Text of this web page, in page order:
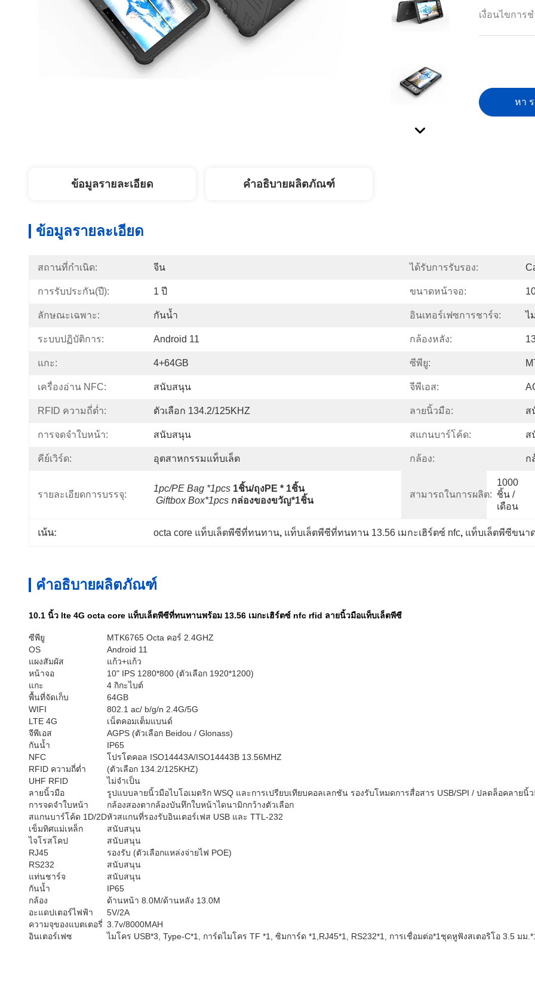
เงื่อนไขการช
หา
ข้อมูลรายละเอียด คำอธิบายผลิตภัณฑ์
ข้อมูลรายละเอียด
สถานที่กำเนิด: จีน ได้รับการรับรอง:
การรับประกัน(ปี): 1 ปี ขนาดหน้าจอ:
ลักษณะเฉพาะ: กันน้ำ อินเทอร์เฟซการชาร์จ: ไ
ระบบปฏิบัติการ: Android 11 กล้องหลัง:
แกะ: 4+64GB ซีพียู:
เครื่องอ่าน NFC: สนับสนุน จีพีเอส:
RFID ความถี่ต่ำ: ตัวเลือก 134.2/125KHZ ลายนิ้วมือ: ส
การจดจำใบหน้า: สนับสนุน สแกนบาร์โค้ด: ส
คีย์เวิร์ด: อุตสาหกรรมแท็บเล็ต กล้อง: ก
รายละเอียดการบรรจุ:
1pc/PE Bag *1pcs 1ชิ้น/ถุงPE * 1ชิ้น
Giftbox Box*1pcs กล่องของขวัญ*1ชิ้น
สามารถในการผลิต:
1000
ชิ้น /
เดือน
เน้น: octa core แท็บเล็ตพีซีที่ทนทาน, แท็บเล็ตพีซีที่ทนทาน 13.56 เมกะเฮิร์ตซ์ nfc, แท็บเล็ตพีซีขนา
คำอธิบายผลิตภัณฑ์
10.1 นิ้ว lte 4G octa core แท็บเล็ตพีซีที่ทนทานพร้อม 13.56 เมกะเฮิร์ตซ์ nfc rfid ลายนิ้วมือแท็บเล็ตพีซี
ซีพียู
MTK6765 Octa คอร์ 2.4GHZ
OS
Android 11
แผงสัมผัส
แก้ว+แก้ว
หน้าจอ
10" IPS 1280*800 (ตัวเลือก 1920*1200)
แกะ
4 กิกะไบต์
พื้นที่จัดเก็บ
64GB
WIFI
802.1 ac/ b/g/n 2.4G/5G
LTE 4G
เน็ตคอมเต็มแบนด์
จีพีเอส
AGPS (ตัวเลือก Beidou / Glonass)
กันน้ำ
IP65
NFC
โปรโตคอล ISO14443A/ISO14443B 13.56MHZ
RFID ความถี่ต่ำ
(ตัวเลือก 134.2/125KHZ)
UHF RFID
ไม่จำเป็น
ลายนิ้วมือ
รูปแบบลายนิ้วมือไบโอเมตริก WSQ และการเปรียบเทียบคอลเลกชัน รองรับโหมดการสื่อสาร USB/SPI / ปลดล็อคลายนิ้ว
การจดจำใบหน้า
กล้องสองตากล้องบันทึกใบหน้าไดนามิกกว้างตัวเลือก
สแกนบาร์โค้ด 1D/2Dหัวสแกนที่รองรับอินเตอร์เฟส USB และ TTL-232
เข็มทิศแม่เหล็ก
สนับสนุน
ไจโรสโคป
สนับสนุน
RJ45
รองรับ (ตัวเลือกแหล่งจ่ายไฟ POE)
RS232
สนับสนุน
แท่นชาร์จ
สนับสนุน
กันน้ำ
IP65
กล้อง
ด้านหน้า 8.0M/ด้านหลัง 13.0M
อะแดปเตอร์ไฟฟ้า
5V/2A
ความจุของแบตเตอรี่ 3.7v/8000MAH
อินเตอร์เฟซ
ไมโคร USB*3, Type-C*1, การ์ดไมโคร TF *1, ซิมการ์ด *1,RJ45*1, RS232*1, การเชื่อมต่อ*1ชุดหูฟังสเตอริโอ 3.5 มม